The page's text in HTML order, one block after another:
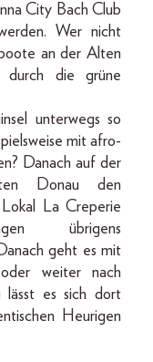
City Bach Club
Wer nicht
an der Alten
durch die grüne
unterwegs so
mit afro-
Danach auf der
Donau den
La Creperie
übrigens
geht es mit
weiter nach
lässt es sich dort
Heurigen